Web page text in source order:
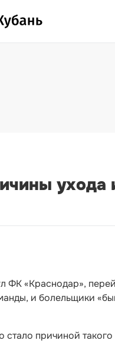
ухода
ФК «Краснодар»,
и болельщики
стало причиной такого